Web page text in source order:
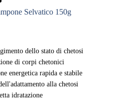
Selvatico 150g
dello stato di chetosi
di corpi chetonici
energetica rapida e stabile
alla chetosi
idratazione